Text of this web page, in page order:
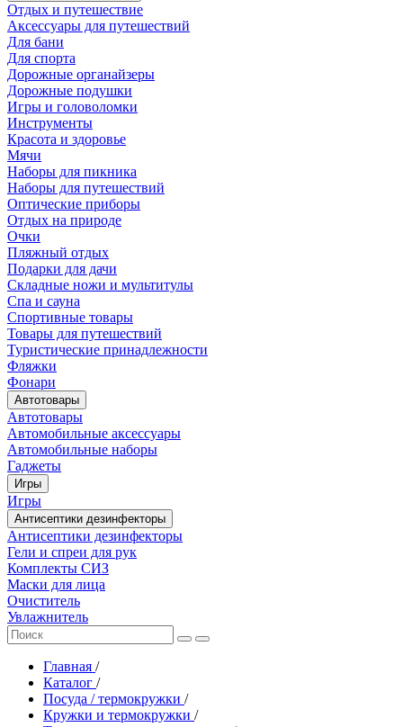
Отдых и путешествие
Аксессуары для путешествий
Для бани
Для спорта
Дорожные органайзеры
Дорожные подушки
Игры и головоломки
Инструменты
Красота и здоровье
Мячи
Наборы для пикника
Наборы для путешествий
Оптические приборы
Отдых на природе
Очки
Пляжный отдых
Подарки для дачи
Складные ножи и мультитулы
Спа и сауна
Спортивные товары
Товары для путешествий
Туристические принадлежности
Фляжки
Фонари
Автотовары
Автотовары
Автомобильные аксессуары
Автомобильные наборы
Гаджеты
Игры
Игры
Антисептики дезинфекторы
Антисептики дезинфекторы
Гели и спреи для рук
Комплекты СИЗ
Маски для лица
Очиститель
Увлажнитель
Главная /
Каталог /
Посуда / термокружки /
Кружки и термокружки /